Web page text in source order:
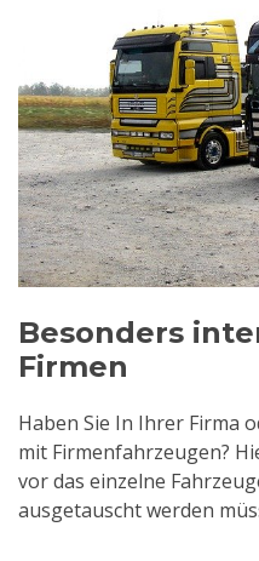
Besonders
Firmen
Haben Sie In Ihrer Firma
mit Firmenfahrzeugen?
vor das einzelne
ausgetauscht werden